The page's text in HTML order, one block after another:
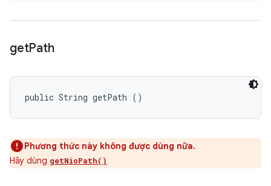
getPath
public String getPath ()
Phương thức này không được dùng nữa.
Hãy dùng getNioPath()